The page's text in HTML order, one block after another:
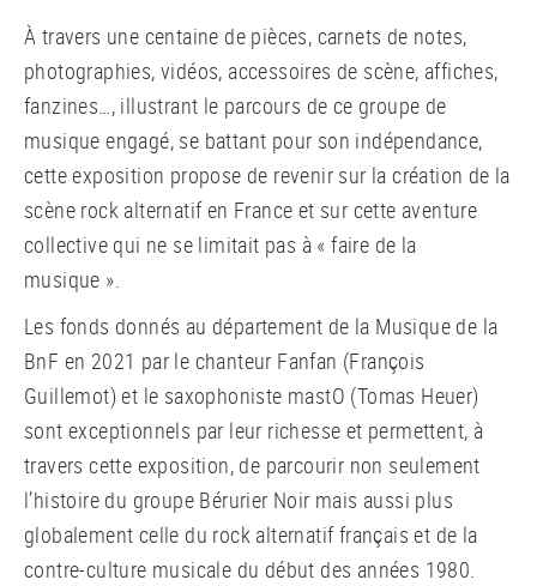
À travers une centaine de pièces, carnets de notes,
photographies, vidéos, accessoires de scène, affiches,
fanzines…, illustrant le parcours de ce groupe de
musique engagé, se battant pour son indépendance,
cette exposition propose de revenir sur la création de la
scène rock alternatif en France et sur cette aventure
collective qui ne se limitait pas à « faire de la
musique ».
Les fonds donnés au département de la Musique de la
BnF en 2021 par le chanteur Fanfan (François
Guillemot) et le saxophoniste mastO (Tomas Heuer)
sont exceptionnels par leur richesse et permettent, à
travers cette exposition, de parcourir non seulement
l’histoire du groupe Bérurier Noir mais aussi plus
globalement celle du rock alternatif français et de la
contre-culture musicale du début des années 1980.